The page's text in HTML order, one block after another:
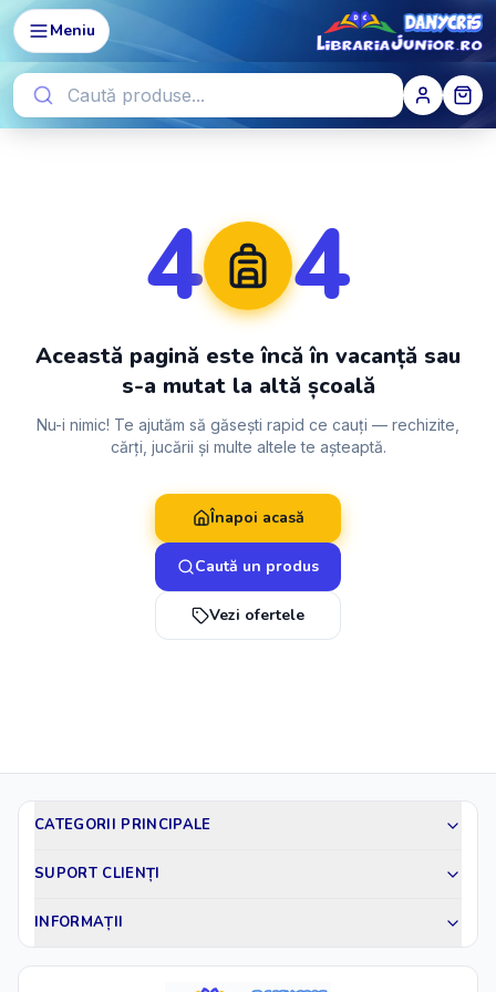
Meniu
4 4
Această pagină este încă în vacanță sau
s-a mutat la altă școală
Nu-i nimic! Te ajutăm să găsești rapid ce cauți — rechizite,
cărți, jucării și multe altele te așteaptă.
Înapoi acasă
Caută un produs
Vezi ofertele
CATEGORII PRINCIPALE
SUPORT CLIENȚI
INFORMAȚII